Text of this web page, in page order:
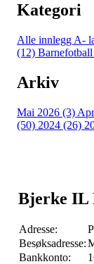
Kategori
Alle innlegg A-
(12)
Arkiv
Mai 2026 (3)
(50) 2024 (26)
Bjerke IL
Adresse:
Besøksadresse:
Bankkonto: